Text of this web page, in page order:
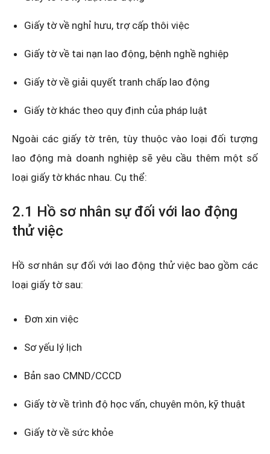
Giấy tờ về nghỉ hưu, trợ cấp thôi việc
Giấy tờ về tai nạn lao động, bệnh nghề nghiệp
Giấy tờ về giải quyết tranh chấp lao động
Giấy tờ khác theo quy định của pháp luật
Ngoài các giấy tờ trên, tùy thuộc vào loại đối tượng
lao động mà doanh nghiệp sẽ yêu cầu thêm một số
loại giấy tờ khác nhau. Cụ thể:
2.1 Hồ sơ nhân sự đối với lao động
thử việc
Hồ sơ nhân sự đối với lao động thử việc bao gồm các
loại giấy tờ sau:
Đơn xin việc
Sơ yếu lý lịch
Bản sao CMND/CCCD
Giấy tờ về trình độ học vấn, chuyên môn, kỹ thuật
Giấy tờ về sức khỏe